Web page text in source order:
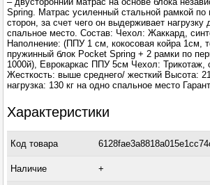
Spring. Матрас усиленный стальной рамкой по
сторон, за счет чего он выдерживает нагрузку
спальное место. Состав: Чехол: Жаккард,
Наполнение: (ППУ 1 см, кокосовая койра 1см,
пружинный блок Pocket Spring + 2 рамки по
1000й), Еврокаркас ППУ 5см Чехол: Трикотаж,
Жесткость: выше среднего/ жесткий Высота:
нагрузка: 130 кг на одно спальное место
Характеристики
Код товара
Наличие +